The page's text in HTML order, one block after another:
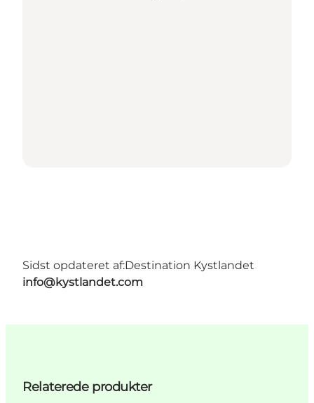
Sidst opdateret af:Destination Kystlandet
info@kystlandet.com
Relaterede produkter